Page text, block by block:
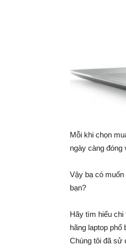
Mỗi khi chọn
ngày càng đóng
Vậy bạ có muốn
bạn?
Hãy tìm hiểu chi
hãng laptop phổ
Chúng tôi đã sử